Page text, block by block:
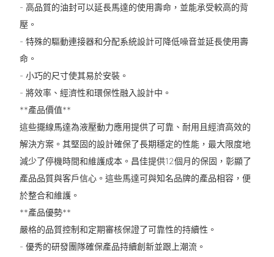
- 高品質的油封可以延長馬達的使用壽命，並能承受較高的背
壓。
- 特殊的驅動連接器和分配系統設計可降低噪音並延長使用壽
命。
- 小巧的尺寸使其易於安裝。
- 將效率、經濟性和環保性融入設計中。
**產品價值**
這些擺線馬達為液壓動力應用提供了可靠、耐用且經濟高效的
解決方案。其堅固的設計確保了長期穩定的性能，最大限度地
減少了停機時間和維護成本。昌佳提供12個月的保固，彰顯了
產品品質與客戶信心。這些馬達可與知名品牌的產品相容，便
於整合和維護。
**產品優勢**
嚴格的品質控制和定期審核保證了可靠性的持續性。
- 優秀的研發團隊確保產品持續創新並跟上潮流。